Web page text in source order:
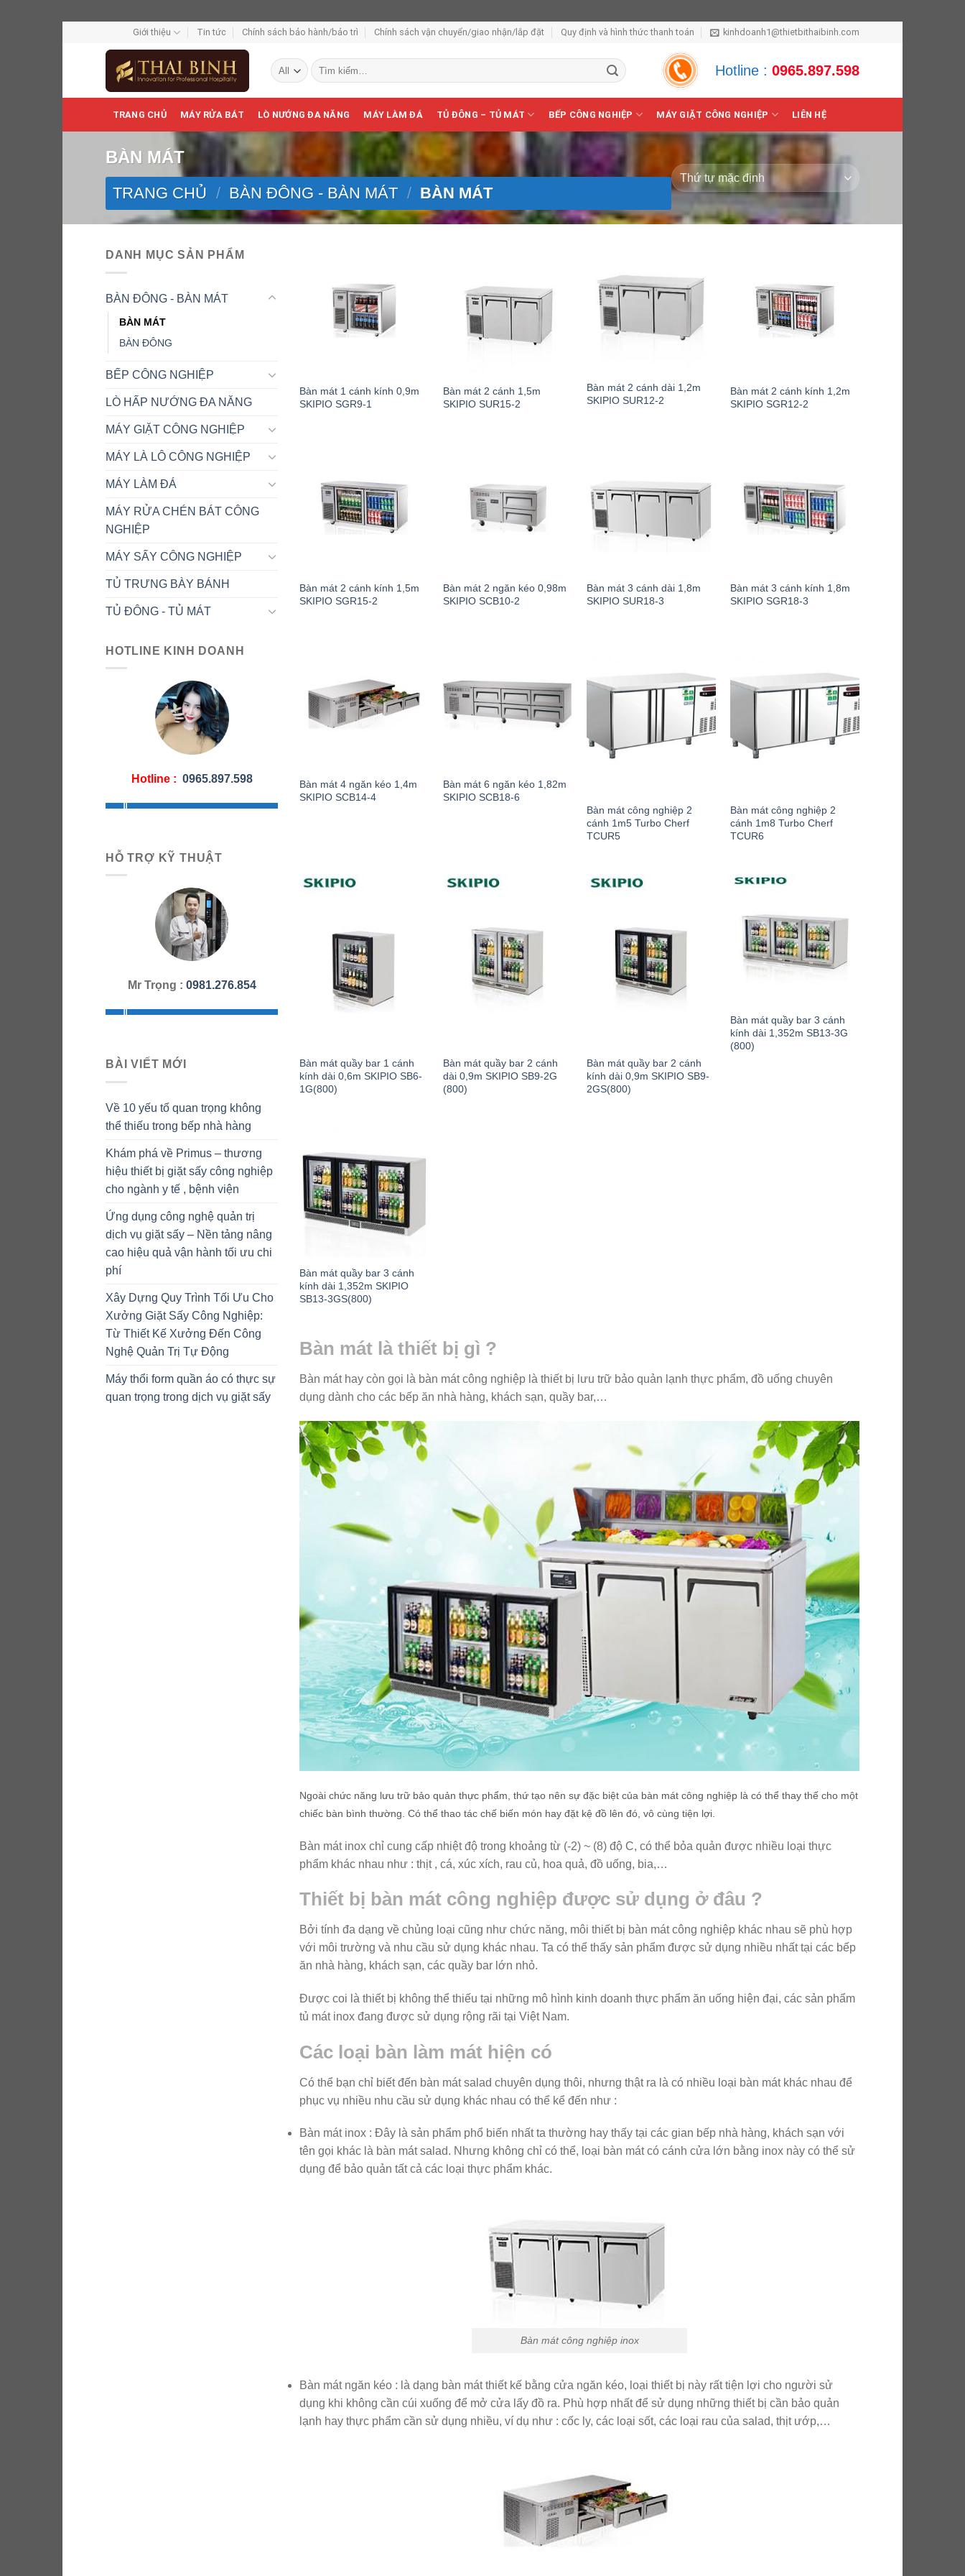
Giới thiệu Tin tức Chính sách bảo hành/bảo trì Chính sách vận chuyển/giao nhận/lắp đặt Quy định và hình thức thanh toán kinhdoanh1@thietbithaibinh.com
Tìm
kiếm:
Hotline : 0965.897.598
TRANG CHỦ MÁY RỬA BÁT LÒ NƯỚNG ĐA NĂNG MÁY LÀM ĐÁ TỦ ĐÔNG – TỦ MÁT BẾP CÔNG NGHIỆP MÁY GIẶT CÔNG NGHIỆP LIÊN HỆ
BÀN MÁT
TRANG CHỦ / BÀN ĐÔNG - BÀN MÁT / BÀN MÁT
DANH MỤC SẢN PHẨM
BÀN ĐÔNG - BÀN MÁT
BÀN MÁT
BÀN ĐÔNG
BẾP CÔNG NGHIỆP
LÒ HẤP NƯỚNG ĐA NĂNG
MÁY GIẶT CÔNG NGHIỆP
MÁY LÀ LÔ CÔNG NGHIỆP
MÁY LÀM ĐÁ
MÁY RỬA CHÉN BÁT CÔNG
NGHIỆP
MÁY SẤY CÔNG NGHIỆP
TỦ TRƯNG BÀY BÁNH
TỦ ĐÔNG - TỦ MÁT
HOTLINE KINH DOANH
Hotline : 0965.897.598
HỖ TRỢ KỸ THUẬT
Mr Trọng : 0981.276.854
BÀI VIẾT MỚI
Về 10 yếu tố quan trọng không
thể thiếu trong bếp nhà hàng
Khám phá về Primus – thương
hiệu thiết bị giặt sấy công nghiệp
cho ngành y tế , bệnh viện
Ứng dụng công nghệ quản trị
dịch vụ giặt sấy – Nền tảng nâng
cao hiệu quả vận hành tối ưu chi
phí
Xây Dựng Quy Trình Tối Ưu Cho
Xưởng Giặt Sấy Công Nghiệp:
Từ Thiết Kế Xưởng Đến Công
Nghệ Quản Trị Tự Động
Máy thổi form quần áo có thực sự
quan trọng trong dịch vụ giặt sấy
Bàn mát 1 cánh kính 0,9m
SKIPIO SGR9-1
Bàn mát 2 cánh 1,5m
SKIPIO SUR15-2
Bàn mát 2 cánh dài 1,2m
SKIPIO SUR12-2
Bàn mát 2 cánh kính 1,2m
SKIPIO SGR12-2
Bàn mát 2 cánh kính 1,5m
SKIPIO SGR15-2
Bàn mát 2 ngăn kéo 0,98m
SKIPIO SCB10-2
Bàn mát 3 cánh dài 1,8m
SKIPIO SUR18-3
Bàn mát 3 cánh kính 1,8m
SKIPIO SGR18-3
Bàn mát 4 ngăn kéo 1,4m
SKIPIO SCB14-4
Bàn mát 6 ngăn kéo 1,82m
SKIPIO SCB18-6
Bàn mát công nghiệp 2
cánh 1m5 Turbo Cherf
TCUR5
Bàn mát công nghiệp 2
cánh 1m8 Turbo Cherf
TCUR6
Bàn mát quầy bar 1 cánh
kính dài 0,6m SKIPIO SB6-
1G(800)
Bàn mát quầy bar 2 cánh
dài 0,9m SKIPIO SB9-2G
(800)
Bàn mát quầy bar 2 cánh
kính dài 0,9m SKIPIO SB9-
2GS(800)
Bàn mát quầy bar 3 cánh
kính dài 1,352m SB13-3G
(800)
Bàn mát quầy bar 3 cánh
kính dài 1,352m SKIPIO
SB13-3GS(800)
Bàn mát là thiết bị gì ?
Bàn mát hay còn gọi là bàn mát công nghiệp là thiết bị lưu trữ bảo quản lạnh thực phẩm, đồ uống chuyên
dụng dành cho các bếp ăn nhà hàng, khách sạn, quầy bar,…
Ngoài chức năng lưu trữ bảo quản thực phẩm, thứ tạo nên sự đặc biệt của bàn mát công nghiệp là có thể thay thế cho một
chiếc bàn bình thường. Có thể thao tác chế biến món hay đặt kệ đồ lên đó, vô cùng tiện lợi.
Bàn mát inox chỉ cung cấp nhiệt độ trong khoảng từ (-2) ~ (8) độ C, có thể bỏa quản được nhiều loại thực
phẩm khác nhau như : thịt , cá, xúc xích, rau củ, hoa quả, đồ uống, bia,…
Thiết bị bàn mát công nghiệp được sử dụng ở đâu ?
Bởi tính đa dạng về chủng loại cũng như chức năng, môi thiết bị bàn mát công nghiệp khác nhau sẽ phù hợp
với môi trường và nhu cầu sử dụng khác nhau. Ta có thể thấy sản phẩm được sử dụng nhiều nhất tại các bếp
ăn nhà hàng, khách sạn, các quầy bar lớn nhỏ.
Được coi là thiết bị không thể thiếu tại những mô hình kinh doanh thực phẩm ăn uống hiện đại, các sản phẩm
tủ mát inox đang được sử dụng rộng rãi tại Việt Nam.
Các loại bàn làm mát hiện có
Có thể bạn chỉ biết đến bàn mát salad chuyên dụng thôi, nhưng thật ra là có nhiều loại bàn mát khác nhau để
phục vụ nhiều nhu cầu sử dụng khác nhau có thể kể đến như :
Bàn mát inox : Đây là sản phẩm phổ biến nhất ta thường hay thấy tại các gian bếp nhà hàng, khách sạn với
tên gọi khác là bàn mát salad. Nhưng không chỉ có thể, loại bàn mát có cánh cửa lớn bằng inox này có thể sử
dụng để bảo quản tất cả các loại thực phẩm khác.
Bàn mát công nghiệp inox
Bàn mát ngăn kéo : là dạng bàn mát thiết kế bằng cửa ngăn kéo, loại thiết bị này rất tiện lợi cho người sử
dụng khi không cần cúi xuống để mở cửa lấy đồ ra. Phù hợp nhất để sử dụng những thiết bị cần bảo quản
lạnh hay thực phẩm cần sử dụng nhiều, ví dụ như : cốc ly, các loại sốt, các loại rau của salad, thịt ướp,…